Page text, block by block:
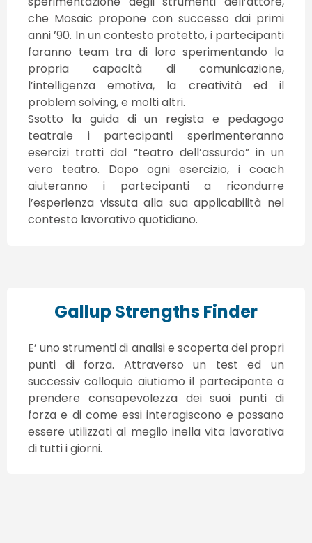
Gallup Strengths Finder
E’ uno strumenti di analisi e scoperta dei propri
punti di forza. Attraverso un test ed un
successiv colloquio aiutiamo il partecipante a
prendere consapevolezza dei suoi punti di
forza e di come essi interagiscono e possano
essere utilizzati al meglio inella vita lavorativa
di tutti i giorni.
che Mosaic propone con successo dai primi
anni ’90. In un contesto protetto, i partecipanti
faranno team tra di loro sperimentando la
propria capacità di comunicazione,
l’intelligenza emotiva, la creatività ed il
problem solving, e molti altri.
Ssotto la guida di un regista e pedagogo
teatrale i partecipanti sperimenteranno
esercizi tratti dal “teatro dell’assurdo” in un
vero teatro. Dopo ogni esercizio, i coach
aiuteranno i partecipanti a ricondurre
l’esperienza vissuta alla sua applicabilità nel
contesto lavorativo quotidiano.